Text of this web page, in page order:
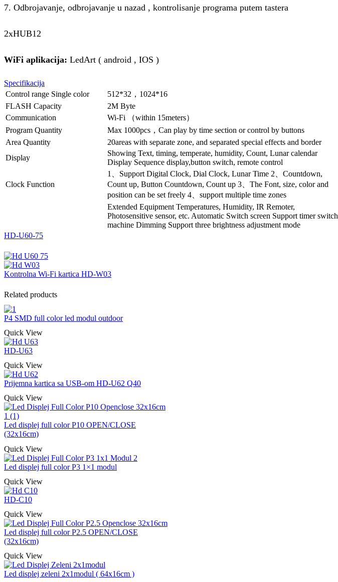
7. Odbrojavanje, odbrojavanje u nazad , kontrolisanje programa putem tastera
2xHUB12
WiFi aplikacija: LedArt ( android , IOS )
Specifikacija
Control range Single color
512*32，1024*16
FLASH Capacity
2M Byte
Communication
Wi-Fi （within 15meters）
Program Quantity
Max 1000pcs，Can play by time section or control by buttons
Area Quantity
20areas with separate zone, and separated special effects and border
Display
Showing Text, timing, temperate, humidity, Count, Lunar calendar
Display Sequence display,button switch, remote control
Clock Function
1、Support Digital Clock, Dial Clock, Lunar Time 2、Countdown,
Count up, Button Countdown, Count up 3、The Font, size, color and
position can be set freely 4、support multiple time zones
Extended Equipment Temperatures, Humidity, IR Remoter,
Photosensitive sensor, etc. Automatic Switch screen Support timer switch
machine Dimming Support three brightness adjustment mode
HD-U60-75
Kontrolna Wi-Fi kartica HD-W03
Related products
P4 SMD full color led modul outdoor
Quick View
HD-U63
Quick View
Prijemna kartica sa USB-om HD-U62 Q40
Quick View
Led displej full color P10 OPEN/CLOSE
(32x16cm)
Quick View
Led displej full color P3 1×1 modul
Quick View
HD-C10
Quick View
Led displej full color P2.5 OPEN/CLOSE
(32x16cm)
Quick View
Led displej zeleni 2x1modul ( 64x16cm )